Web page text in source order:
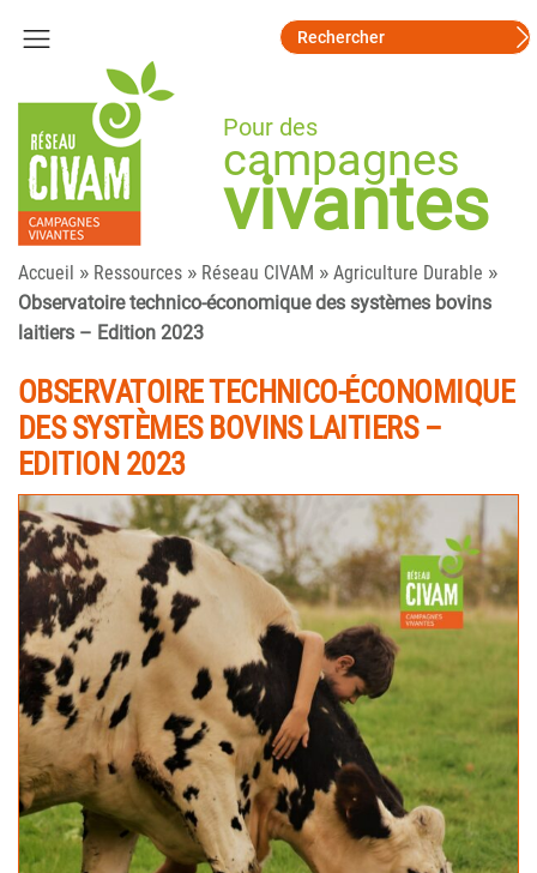
Pour des
campagnes
vivantes
Accueil » Ressources » Réseau CIVAM » Agriculture Durable »
Observatoire technico-économique des systèmes bovins
laitiers – Edition 2023
OBSERVATOIRE TECHNICO-ÉCONOMIQUE
DES SYSTÈMES BOVINS LAITIERS –
EDITION 2023